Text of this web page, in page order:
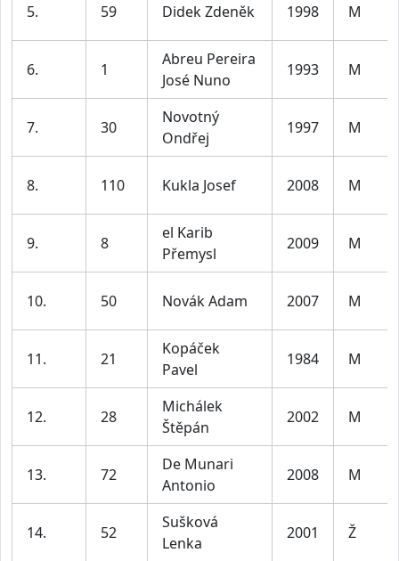
5. 59 Didek Zdeněk 1998 M
6. 1
Abreu Pereira
José Nuno
1993 M
7. 30
Novotný
Ondřej
1997 M
8. 110 Kukla Josef 2008 M
9. 8
el Karib
Přemysl
2009 M
10. 50 Novák Adam 2007 M
11. 21
Kopáček
Pavel
1984 M
12. 28
Michálek
Štěpán
2002 M
13. 72
De Munari
Antonio
2008 M
14. 52
Sušková
Lenka
2001 Ž